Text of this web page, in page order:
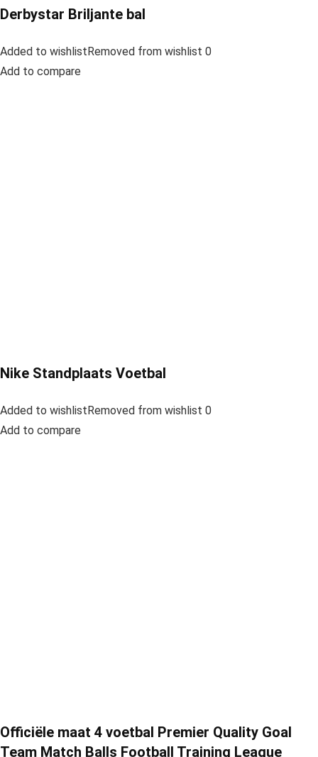
Derbystar Briljante bal
Added to wishlistRemoved from wishlist 0
Add to compare
Nike Standplaats Voetbal
Added to wishlistRemoved from wishlist 0
Add to compare
Officiële maat 4 voetbal Premier Quality Goal
Team Match Balls Football Training League